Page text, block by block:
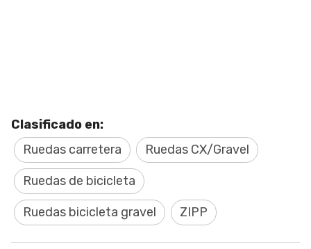
Clasificado en:
Ruedas carretera
Ruedas CX/Gravel
Ruedas de bicicleta
Ruedas bicicleta gravel ZIPP